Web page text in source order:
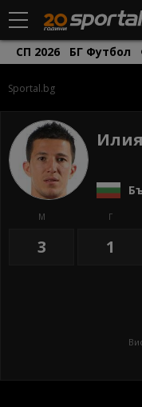
СП 2026 БГ Футбол
Sportal.bg
М
3
Г
1